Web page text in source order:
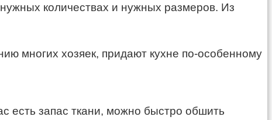
количествах и нужных размеров. Из
многих хозяек, придают кухне по-особенному
есть запас ткани, можно быстро обшить